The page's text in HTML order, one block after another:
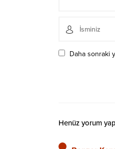
Daha sonraki
Henüz yorum